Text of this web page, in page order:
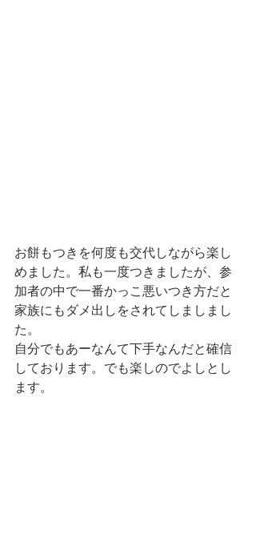
お餅もつきを何度も交代しながら楽し
めました。私も一度つきましたが、参
加者の中で一番かっこ悪いつき方だと
家族にもダメ出しをされてしましまし
た。
自分でもあーなんて下手なんだと確信
しております。でも楽しのでよしとし
ます。